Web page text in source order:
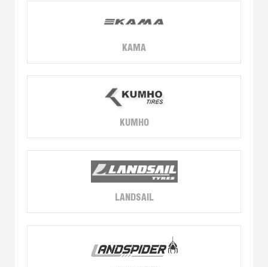
KAMA
KUMHO
LANDSAIL